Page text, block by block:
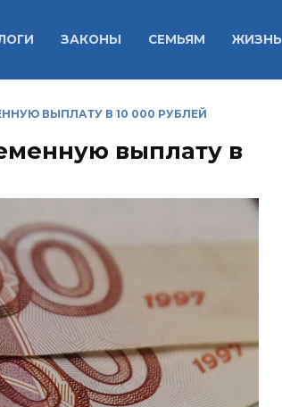
ЗАКОНЫ СЕМЬЯМ ЖИЗНЬ
ВЫПЛАТУ В 10 000 РУБЛЕЙ
выплату в